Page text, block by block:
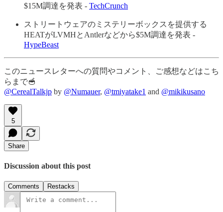
$15M調達を発表 - TechCrunch
ストリートウェアのミステリーボックスを提供する
HEATがLVMHとAntlerなどから$5M調達を発表 -
HypeBeast
このニュースレターへの質問やコメント、ご感想などはこち
らまで🥣
@CerealTalkjp by @Numauer, @tmiyatake1 and @mikikusano
5
Share
Discussion about this post
Comments Restacks